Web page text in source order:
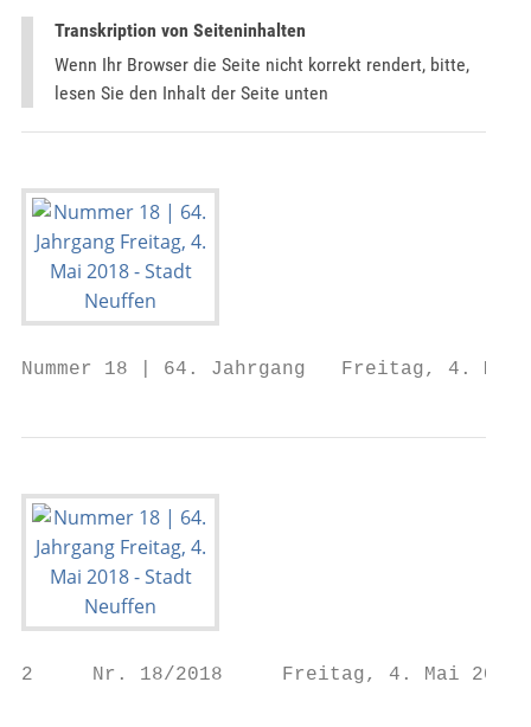
Transkription von Seiteninhalten
Wenn Ihr Browser die Seite nicht korrekt rendert, bitte,
lesen Sie den Inhalt der Seite unten
Nummer 18 | 64. Jahrgang   Freitag, 4. Mai
2     Nr. 18/2018     Freitag, 4.